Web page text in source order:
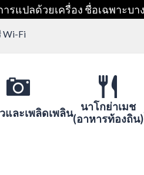
รแปลด้วยเครื่อง ชื่อเฉพาะบ
Wi-Fi
และเพลิดเพลิน
นาโกย่าเมช
(อาหารท้องถิน)